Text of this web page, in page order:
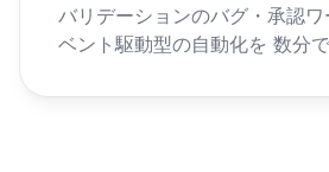
バリデーションのバグ・承認ワ
ベント駆動型の自動化を 数分で